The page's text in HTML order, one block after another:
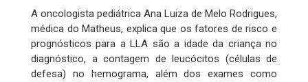
A oncologista pediátrica Ana Luiza de Melo Rodrigues,
médica do Matheus, explica que os fatores de risco e
prognósticos para a LLA são a idade da criança no
diagnóstico, a contagem de leucócitos (células de
defesa) no hemograma, além dos exames como